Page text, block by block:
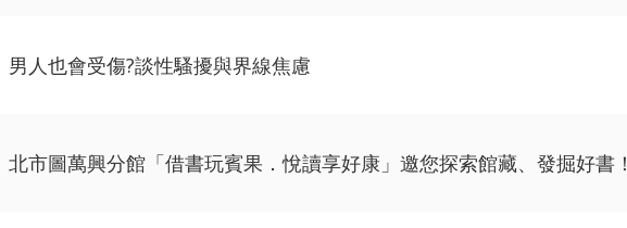
男人也會受傷?談性騷擾與界線焦慮
北市圖萬興分館「借書玩賓果．悅讀享好康」邀您探索館藏、發掘好書！